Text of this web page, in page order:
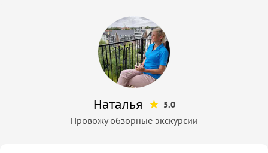
Наталья
5.0
Провожу обзорные экскурсии